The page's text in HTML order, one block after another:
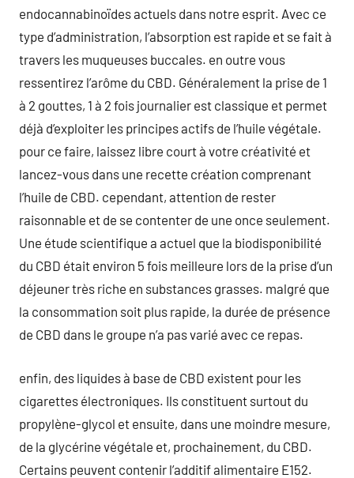
endocannabinoïdes actuels dans notre esprit. Avec ce
type d’administration, l’absorption est rapide et se fait à
travers les muqueuses buccales. en outre vous
ressentirez l’arôme du CBD. Généralement la prise de 1
à 2 gouttes, 1 à 2 fois journalier est classique et permet
déjà d’exploiter les principes actifs de l’huile végétale.
pour ce faire, laissez libre court à votre créativité et
lancez-vous dans une recette création comprenant
l’huile de CBD. cependant, attention de rester
raisonnable et de se contenter de une once seulement.
Une étude scientifique a actuel que la biodisponibilité
du CBD était environ 5 fois meilleure lors de la prise d’un
déjeuner très riche en substances grasses. malgré que
la consommation soit plus rapide, la durée de présence
de CBD dans le groupe n’a pas varié avec ce repas.
enfin, des liquides à base de CBD existent pour les
cigarettes électroniques. Ils constituent surtout du
propylène-glycol et ensuite, dans une moindre mesure,
de la glycérine végétale et, prochainement, du CBD.
Certains peuvent contenir l’additif alimentaire E152.